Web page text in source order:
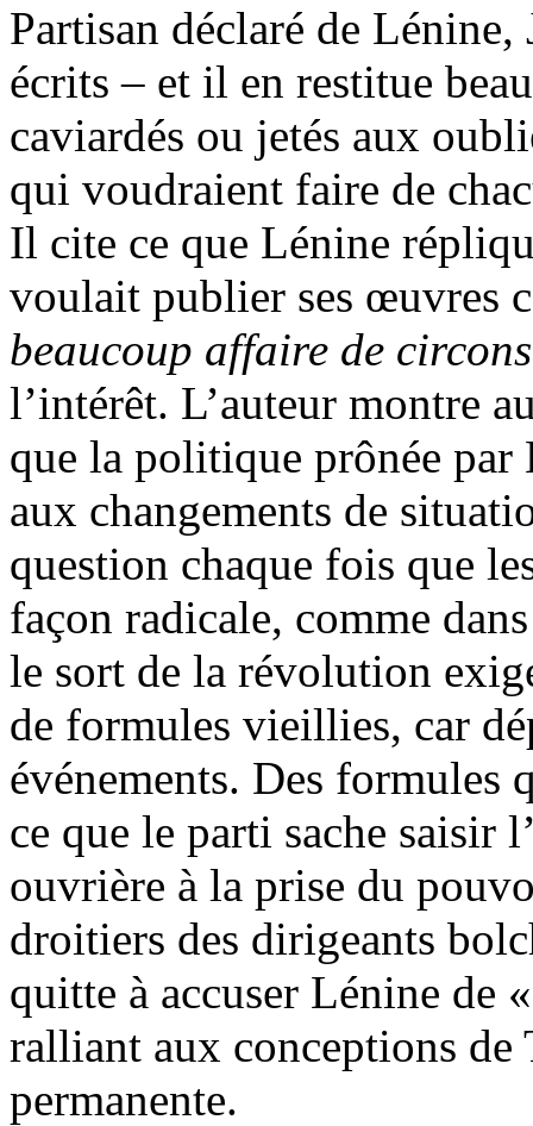
Partisan déclaré de Lénine,
écrits – et il en restitue
caviardés ou jetés aux
qui voudraient faire de
Il cite ce que Lénine
voulait publier ses œuvres
beaucoup affaire de
l’intérêt. L’auteur montre
que la politique prônée par
aux changements de
question chaque fois que
façon radicale, comme
le sort de la révolution
de formules vieillies, car
événements. Des formules
ce que le parti sache saisir
ouvrière à la prise du
droitiers des dirigeants
quitte à accuser Lénine de
ralliant aux conceptions
permanente.